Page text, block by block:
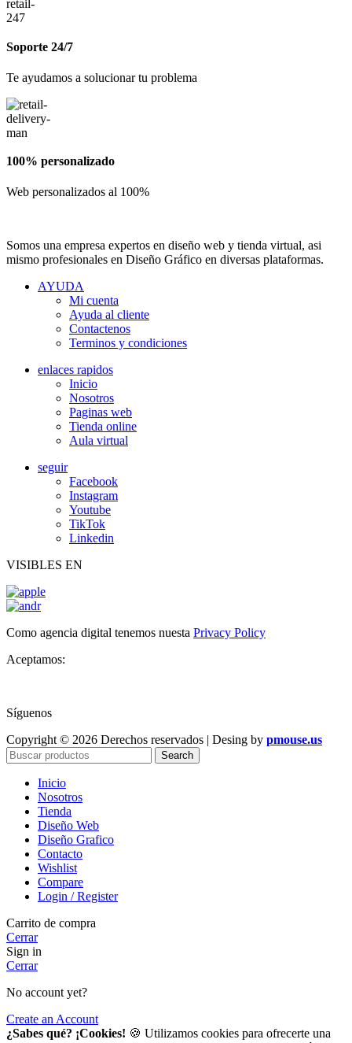
Soporte 24/7
Te ayudamos a solucionar tu problema
100% personalizado
Web personalizados al 100%
Somos una empresa expertos en diseño web y tienda virtual, asi
mismo profesionales en Diseño Gráfico en diversas plataformas.
AYUDA
Mi cuenta
Ayuda al cliente
Contactenos
Terminos y condiciones
enlaces rapidos
Inicio
Nosotros
Paginas web
Tienda online
Aula virtual
seguir
Facebook
Instagram
Youtube
TikTok
Linkedin
VISIBLES EN
Como agencia digital tenemos nuesta Privacy Policy
Aceptamos:
Síguenos
Copyright © 2026 Derechos reservados | Desing by pmouse.us
Search
Inicio
Nosotros
Tienda
Diseño Web
Diseño Grafico
Contacto
Wishlist
Compare
Login / Register
Carrito de compra
Cerrar
Sign in
Cerrar
No account yet?
Create an Account
¿Sabes qué? ¡Cookies! 🍪 Utilizamos cookies para ofrecerte una